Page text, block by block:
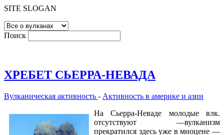
SITE SLOGAN
Поиск
ХРЕБЕТ СЬЕРРА-НЕВАДА
Вулканическая активность - Активность в америке и азии
На Сьерра-Неваде молодые влк.
отсутствуют —вулканизм
прекратился здесь уже в миоцене —